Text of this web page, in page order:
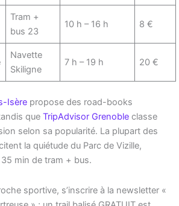
Tram +
bus 23
10 h – 16 h 8 €
Navette
Skiligne
7 h – 19 h 20 €
Isèrepropose des road-books
que TripAdvisor Grenobleclasse
selon sa popularité. La plupart des
la quiétude du Parc de Vizille,
min de tram + bus.
sportive, s’inscrire à la newsletter «